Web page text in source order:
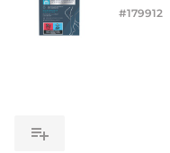
#179912